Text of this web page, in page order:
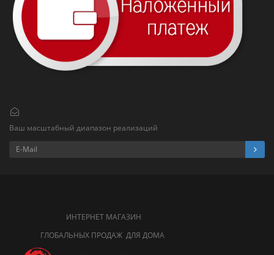
Ваш масштабный диапазон реализаций
ИНТЕРНЕТ МАГАЗИН
ГЛОБАЛЬНЫХ ПРОДАЖ ДЛЯ ДОМА